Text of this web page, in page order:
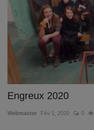
Engreux 2020
Webmaster Fév 1, 2020 0